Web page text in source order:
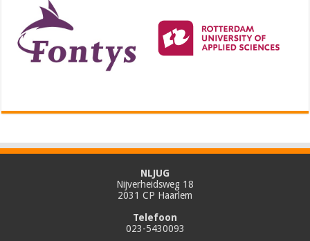
NLJUG
Nijverheidsweg 18
2031 CP Haarlem
Telefoon
023-5430093